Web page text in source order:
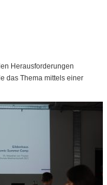
Herausforderungen
das Thema mittels einer